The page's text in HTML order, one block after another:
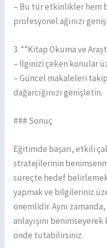
– Bu tür etkinlikler hem
profesyonel ağınızı
3. **Kitap Okuma ve
– İlginizi çeken konular
– Güncel makaleleri
dağarcığınızı genişletin.
### Sonuç
Eğitimde başarı, etkili
stratejilerinin
süreçte hedef
yapmak ve bilgileriniz
önemlidir. Aynı
anlayışını
önde tutabilirsiniz.